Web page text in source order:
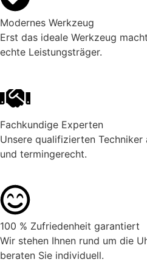
Modernes Werkzeug
Erst das ideale Werkzeug
echte Leistungsträger.
Fachkundige Experten
Unsere qualifizierten
und termingerecht.
100 % Zufriedenheit garantiert
Wir stehen Ihnen rund um die
beraten Sie individuell.